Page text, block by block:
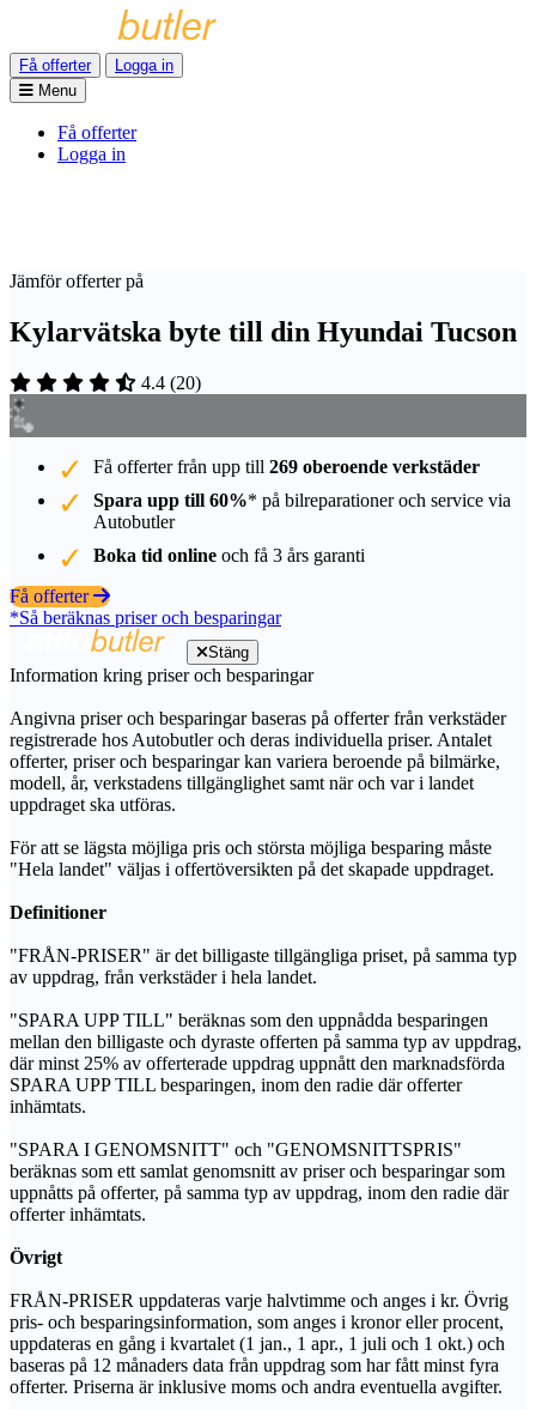
Få offerter
Logga in
Menu
Få offerter
Logga in
Jämför offerter på
Kylarvätska byte till din Hyundai Tucson
4.4 (20)
Få offerter från upp till 269 oberoende verkstäder
Spara upp till 60%* på bilreparationer och service via
Autobutler
Boka tid online och få 3 års garanti
Få offerter
*Så beräknas priser och besparingar
Stäng
Information kring priser och besparingar
Angivna priser och besparingar baseras på offerter från verkstäder
registrerade hos Autobutler och deras individuella priser. Antalet
offerter, priser och besparingar kan variera beroende på bilmärke,
modell, år, verkstadens tillgänglighet samt när och var i landet
uppdraget ska utföras.
För att se lägsta möjliga pris och största möjliga besparing måste
"Hela landet" väljas i offertöversikten på det skapade uppdraget.
Definitioner
"FRÅN-PRISER" är det billigaste tillgängliga priset, på samma typ
av uppdrag, från verkstäder i hela landet.
"SPARA UPP TILL" beräknas som den uppnådda besparingen
mellan den billigaste och dyraste offerten på samma typ av uppdrag,
där minst 25% av offerterade uppdrag uppnått den marknadsförda
SPARA UPP TILL besparingen, inom den radie där offerter
inhämtats.
"SPARA I GENOMSNITT" och "GENOMSNITTSPRIS"
beräknas som ett samlat genomsnitt av priser och besparingar som
uppnåtts på offerter, på samma typ av uppdrag, inom den radie där
offerter inhämtats.
Övrigt
FRÅN-PRISER uppdateras varje halvtimme och anges i kr. Övrig
pris- och besparingsinformation, som anges i kronor eller procent,
uppdateras en gång i kvartalet (1 jan., 1 apr., 1 juli och 1 okt.) och
baseras på 12 månaders data från uppdrag som har fått minst fyra
offerter. Priserna är inklusive moms och andra eventuella avgifter.